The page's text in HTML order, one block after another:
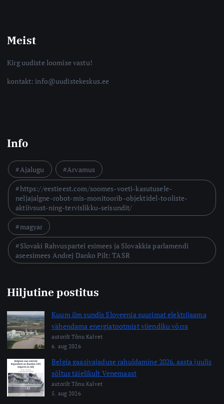
Meist
Kirg uudiste loomise vastu!
kontakt: info@uudistekeskus.ee
Info
Ajalugu
Arvamus
https://eestieest.com/soomes-voeti-kasutusele-
neljajalgne-robot-mis-monitoorib-objektidel-tooliste-
aktiivsust-ning-tervislikku-seisundit/
magyar
Slovaki Rahvuspartei esimees ja Slovakkia parlamendi
aseesimees Andrej Danko Pilt: TASR
Hiljutine postitus
Kuum ilm sundis Sloveenia suurimat elektrijaama
vähendama energiatootmist viiendiku võrra
autorilt Tõnu Kalvet
6. aug 2026
Belgia gaasivajaduse rahuldamine 2026. aasta juulis
sõltus täielikult Venemaast
autorilt Tõnu Kalvet
5. aug 2026